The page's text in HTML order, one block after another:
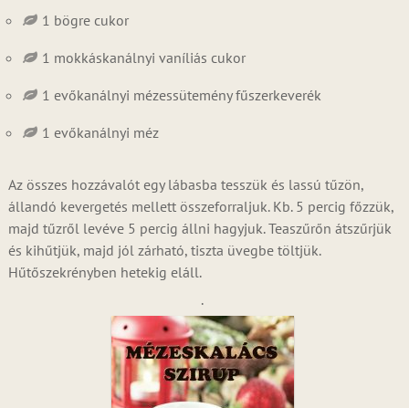
1 bögre cukor
1 mokkáskanálnyi vaníliás cukor
1 evőkanálnyi mézessütemény fűszerkeverék
1 evőkanálnyi méz
Az összes hozzávalót egy lábasba tesszük és lassú tűzön,
állandó kevergetés mellett összeforraljuk. Kb. 5 percig főzzük,
majd tűzről levéve 5 percig állni hagyjuk. Teaszűrőn átszűrjük
és kihűtjük, majd jól zárható, tiszta üvegbe töltjük.
Hűtőszekrényben hetekig eláll.
.